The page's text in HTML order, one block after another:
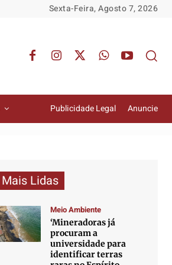
Sexta-Feira, Agosto 7, 2026
Publicidade Legal Anuncie
Mais Lidas
Meio Ambiente
‘Mineradoras já
procuram a
universidade para
identificar terras